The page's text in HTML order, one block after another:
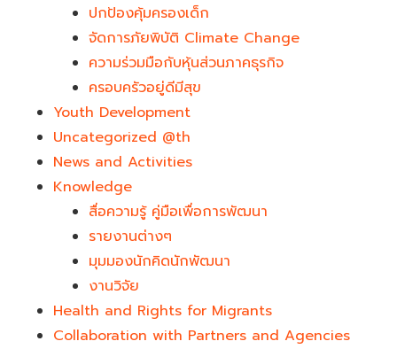
ปกป้องคุ้มครองเด็ก
จัดการภัยพิบัติ Climate Change
ความร่วมมือกับหุ้นส่วนภาคธุรกิจ
ครอบครัวอยู่ดีมีสุข
Youth Development​
Uncategorized @th
News and Activities
Knowledge
สื่อความรู้ คู่มือเพื่อการพัฒนา
รายงานต่างๆ
มุมมองนักคิดนักพัฒนา
งานวิจัย
Health and Rights for Migrants
Collaboration with Partners and Agencies